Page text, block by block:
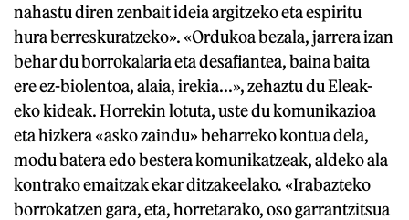
nahastu diren zenbait ideia argitzeko eta espiritu
hura berreskuratzeko». «Ordukoa bezala, jarrera izan
behar du borrokalaria eta desafiantea, baina baita
ere ez-biolentoa, alaia, irekia...», zehaztu du Eleak-
eko kideak. Horrekin lotuta, uste du komunikazioa
eta hizkera «asko zaindu» beharreko kontua dela,
modu batera edo bestera komunikatzeak, aldeko ala
kontrako emaitzak ekar ditzakeelako. «Irabazteko
borrokatzen gara, eta, horretarako, oso garrantzitsua